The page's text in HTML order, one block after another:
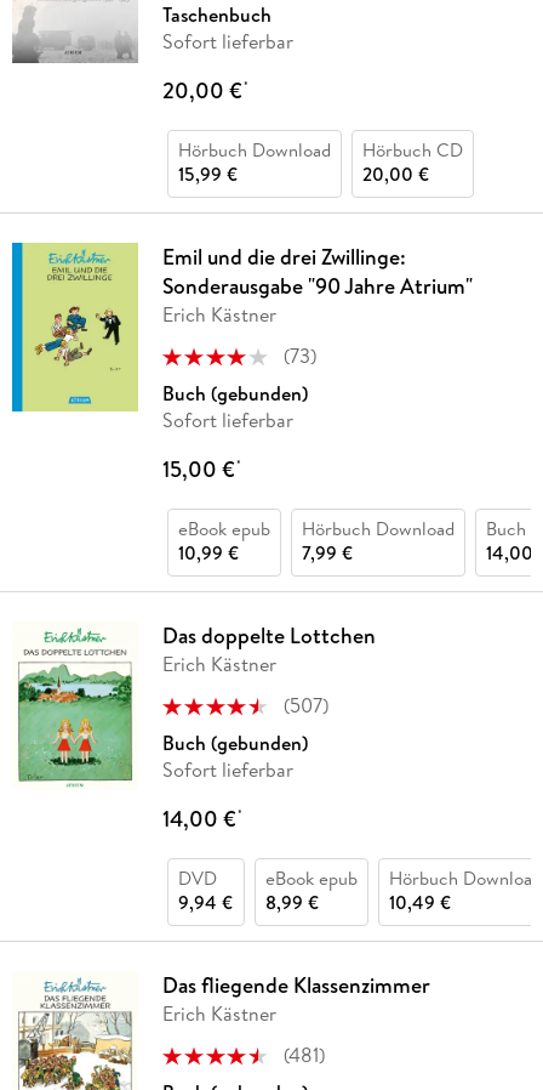
Taschenbuch
Sofort lieferbar
20,00 €*
Hörbuch Download
15,99 €
Hörbuch CD
20,00 €
Emil und die drei Zwillinge:
Sonderausgabe "90 Jahre Atrium"
Erich Kästner
(73)
Buch (gebunden)
Sofort lieferbar
15,00 €*
eBook epub
10,99 €
Hörbuch Download
7,99 €
Buch
14,00
Das doppelte Lottchen
Erich Kästner
(507)
Buch (gebunden)
Sofort lieferbar
14,00 €*
DVD
9,94 €
eBook epub
8,99 €
Hörbuch Download
10,49 €
Das fliegende Klassenzimmer
Erich Kästner
(481)